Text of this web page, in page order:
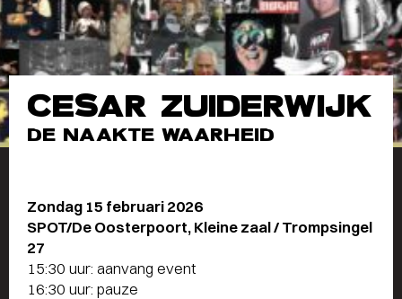
CESAR ZUIDERWIJK
DE NAAKTE WAARHEID
Zondag 15 februari 2026
SPOT/De Oosterpoort, Kleine zaal / Trompsingel
27
15:30 uur: aanvang event
16:30 uur: pauze